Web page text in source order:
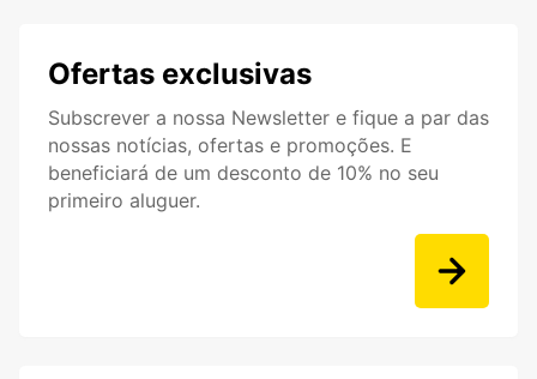
Ofertas exclusivas
Subscrever a nossa Newsletter e fique a par das
nossas notícias, ofertas e promoções. E
beneficiará de um desconto de 10% no seu
primeiro aluguer.